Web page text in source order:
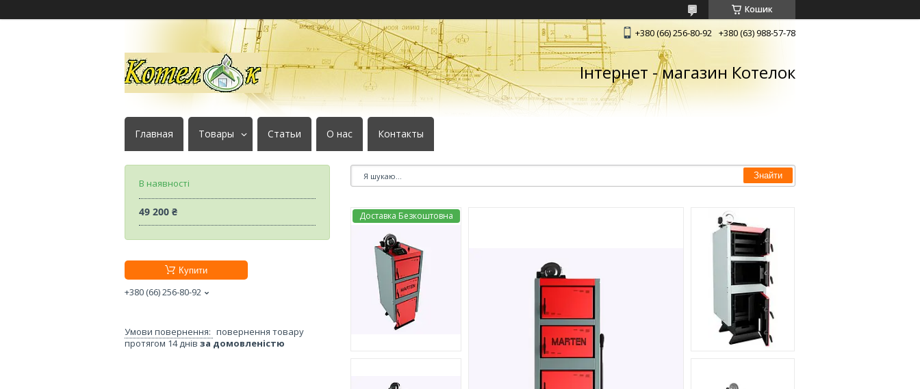
Кошик
+380 (66) 256-80-92 +380 (63) 988-57-78
Інтернет - магазин Котелок
Главная Товары Статьи О нас Контакты
Знайти
Доставка Безкоштовна
В наявності
49 200 ₴
Купити
+380 (66) 256-80-92
повернення товару
протягом 14 днів за домовленістю